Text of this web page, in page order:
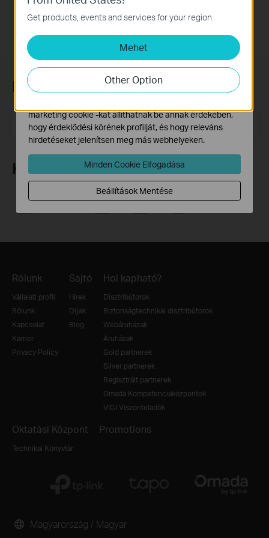
Feliratkozás a hírlevélre
Email Address Feliratkozás
Követés
Rólunk
Vállalati profil
Rólunk
Kapcsolat
Karrier
Privacy Policy
Sajtó
Hírek
Díjak
Blog
Hol kapható?
Disztribútorok
Biztonságtechnikai disztribútorok
Webáruházak
Áruházak
Gold partnerek
Silver partnerek
Regisztrált partnerek
Omada Kompetenciaközpontok
VIGI Viszonteladók
Oktatási Központ
Technikai Könyvtár
Promotions
Magyarország / Magyar
Get products, events and services for your region.
Mehet
Other Option
Ezek a cookie -k a webhely működéséhez szükségesek,
és nem tilthatók le a rendszereiben.
Marketing és Elemző Cookie-k
Az elemző cookie -k lehetővé teszik számunkra, hogy
elemezzük weboldalunkon végzett tevékenységeit, hogy
javítsuk és módosítsuk webhelyünk működését.
marketing cookie -kat állíthatnak be annak érdekében,
hogy érdeklődési körének profilját, és hogy releváns
hirdetéseket jelenítsen meg más webhelyeken.
Minden Cookie Elfogadása
Beállítások Mentése